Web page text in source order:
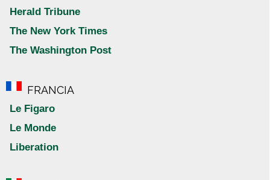
Herald Tribune
The New York Times
The Washington Post
FRANCIA
Le Figaro
Le Monde
Liberation